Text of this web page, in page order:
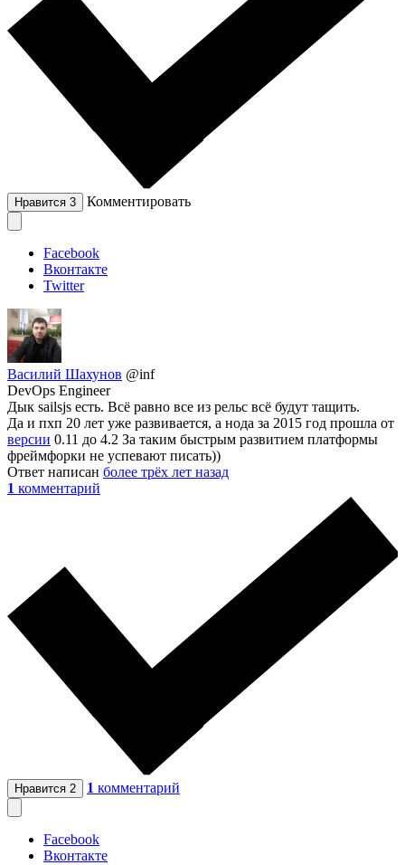
Нравится 3 Комментировать
Facebook
Вконтакте
Twitter
Василий Шахунов @inf
DevOps Engineer
Дык sailsjs есть. Всё равно все из рельс всё будут тащить.
Да и пхп 20 лет уже развивается, а нода за 2015 год прошла от
версии 0.11 до 4.2 За таким быстрым развитием платформы
фреймфорки не успевают писать))
Ответ написан более трёх лет назад
1 комментарий
Нравится 2 1 комментарий
Facebook
Вконтакте